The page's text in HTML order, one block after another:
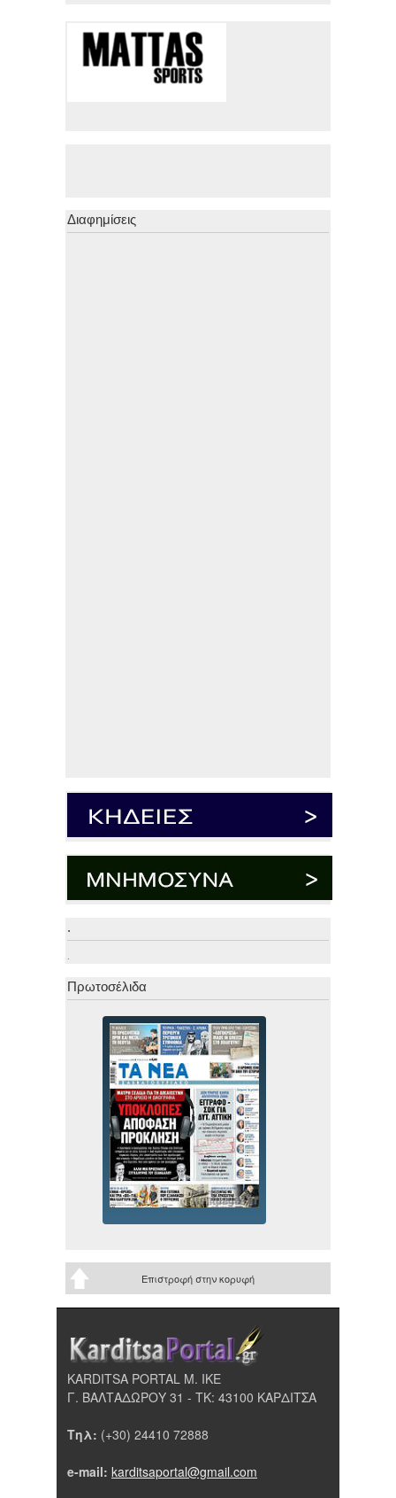
Διαφημίσεις
.
.
Πρωτοσέλιδα
Επιστροφή στην κορυφή
KARDITSA PORTAL Μ. ΙΚΕ
Γ. ΒΑΛΤΑΔΩΡΟΥ 31 - ΤΚ: 43100 ΚΑΡΔΙΤΣΑ
Τηλ: (+30) 24410 72888
e-mail: karditsaportal@gmail.com